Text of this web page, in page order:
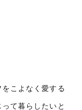
こよなく愛する
て暮らしたいと